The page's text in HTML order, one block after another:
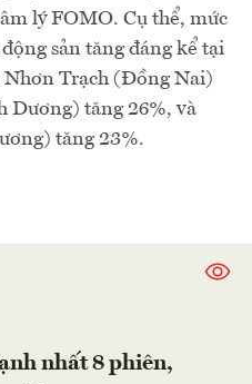
lý FOMO. Cụ thể, mức
sản tăng đáng kể tại
Nhơn Trạch (Đồng Nai)
Dương) tăng 26%, và
tăng 23%.
nhất 8 phiên,